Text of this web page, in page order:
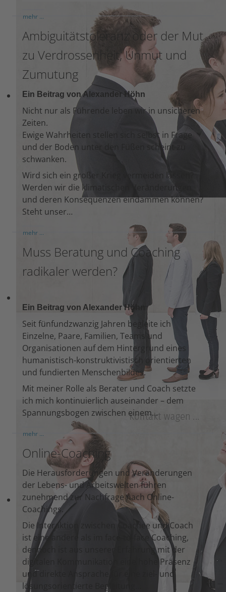
mehr ...
Ambiguitätstoleranz oder der Mut
zu Verdrossenheit, Unmut und
Zumutung
Ein Beitrag von Alexander Höhn
Nicht nur als Führende leben wir in unsicheren
Zeiten.
Ewige Wahrheiten stellen sich selbst in Frage
und der Boden unter den Füßen scheint zu
schwanken.
Wird sich ein großer Krieg vermeiden lassen?
Werden wir die klimatischen Veränderungen
und deren Konsequenzen eindämmen können?
Steht unser…
mehr ...
Muss Beratung und Coaching
radikaler werden?
Ein Beitrag von Alexander Höhn
Seit fünfundzwanzig Jahren begleite ich
Einzelne, Paare, Familien, Teams und
Organisationen auf dem Hintergrund eines
humanistisch-konstruktivistisch orientierten
und fundierten Menschenbildes.
Mit meiner Rolle als Berater und Coach setzte
ich mich kontinuierlich auseinander – dem
Spannungsbogen zwischen einem…
mehr ...
Online-Coaching
Die Herausforderungen und Veränderungen
der Lebens- und Arbeitswelten führen
zunehmend zur Nachfrage nach Online-
Coachings.
Die Interaktion zwischen Coachee und Coach
ist eine andere als im face-to-face Coaching,
dennoch ist aus unserer Erfahrung mit der
digitalen Kommunikation eine hohe Präsenz
und direkte Ansprache für eine ziel- und
lösungsorientierte Begleitung…